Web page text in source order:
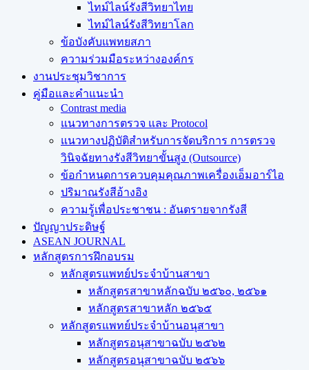
ไทม์ไลน์รังสีวิทยาไทย
ไทม์ไลน์รังสีวิทยาโลก
ข้อบังคับแพทยสภา
ความร่วมมือระหว่างองค์กร
งานประชุมวิชาการ
คู่มือและคำแนะนำ
Contrast media
แนวทางการตรวจ และ Protocol
แนวทางปฏิบัติสำหรับการจัดบริการ การตรวจ
วินิจฉัยทางรังสีวิทยาขั้นสูง (Outsource)
ข้อกำหนดการควบคุมคุณภาพเครื่องเอ็มอาร์ไอ
ปริมาณรังสีอ้างอิง
ความรู้เพื่อประชาชน : อันตรายจากรังสี
ปัญญาประดิษฐ์
ASEAN JOURNAL
หลักสูตรการฝึกอบรม
หลักสูตรแพทย์ประจำบ้านสาขา
หลักสูตรสาขาหลักฉบับ ๒๕๖๐, ๒๕๖๑
หลักสูตรสาขาหลัก ๒๕๖๕
หลักสูตรแพทย์ประจำบ้านอนุสาขา
หลักสูตรอนุสาขาฉบับ ๒๕๖๒
หลักสูตรอนุสาขาฉบับ ๒๕๖๖